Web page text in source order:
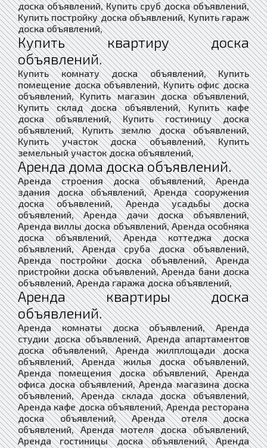
доска объявлений, Купить сруб доска объявлений,
Купить постройку доска объявлений, Купить гараж
доска объявлений,
Купить квартиру доска
объявлений.
Купить комнату доска объявлений, Купить
помещение доска объявлений, Купить офис доска
объявлений, Купить магазин доска объявлений,
Купить склад доска объявлений, Купить кафе
доска объявлений, Купить гостиницу доска
объявлений, Купить землю доска объявлений,
Купить участок доска объявлений, Купить
земельный участок доска объявлений,
Аренда дома доска объявлений.
Аренда строения доска объявлений, Аренда
здания доска объявлений, Аренда сооружения
доска объявлений, Аренда усадьбы доска
объявлений, Аренда дачи доска объявлений,
Аренда виллы доска объявлений, Аренда особняка
доска объявлений, Аренда коттеджа доска
объявлений, Аренда сруба доска объявлений,
Аренда постройки доска объявлений, Аренда
пристройки доска объявлений, Аренда бани доска
объявлений, Аренда гаража доска объявлений,
Аренда квартиры доска
объявлений.
Аренда комнаты доска объявлений, Аренда
студии доска объявлений, Аренда апартаментов
доска объявлений, Аренда жилплощади доска
объявлений, Аренда жилья доска объявлений,
Аренда помещения доска объявлений, Аренда
офиса доска объявлений, Аренда магазина доска
объявлений, Аренда склада доска объявлений,
Аренда кафе доска объявлений, Аренда ресторана
доска объявлений, Аренда отеля доска
объявлений, Аренда мотеля доска объявлений,
Аренда гостиницы доска объявлений, Аренда